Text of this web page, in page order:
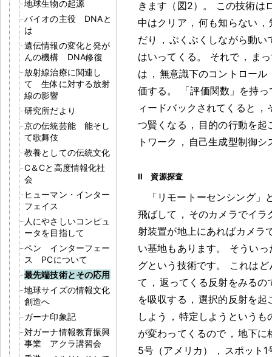
地球生物の起源
バイオの主役 DNAと
は
遺伝情報の変化と発が
んの機構 DNA修復
放射線治療に関連し
て 生体に対する放射
線の影響
研究所だより
京の伝統芸能 能そし
て歌舞伎
教養としての伝統文化
C＆Cと高度情報化社
会
ヒューマン・インター
フェイス
人にやさしいコンピュ
ータを目指して
ペン インターフェー
ス PCについて
最先端技術とその応用
地球サイズの情報文化
創造へ
ガーナ印象記
対ガーナ情報教育振興
事業 アクラ講習会
きます（図2） 。
この技術は
中はクリア ， 何も知らない ，
だり
， ぶくぶくしながら動い
はいってくる 。 それで ， ま
は ， 無意識下のコントロール
価する 。
「評価関数」を持っ
ィードバックされてくると ，
つ賢くなる ， 目的の行動を起
トワーク ， 自己生成型制御シ
II 資源探査
「リモートーセンシング」
飛ばして ， そのカメラでイラ
射装置が地上にあればカメラ
い基地もあります。
そうい
グという技術です。
これは
て ， 返ってくる反射をみるの
を吸収する ， 選択的反射を起
しよう
， 特定しようというも
が変わってくるので ， 地下に
5号（アメリカ）
， スポット